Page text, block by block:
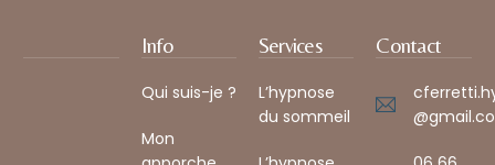
Info
Qui suis-je ?
Mon
Services
L’hypnose
du sommeil
Contact